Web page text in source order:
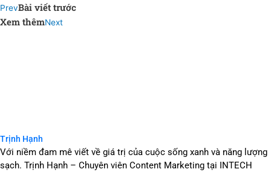
PrevBài viết trước
Xem thêmNext
Trịnh Hạnh
Với niềm đam mê viết về giá trị của cuộc sống xanh và năng lượng
sạch. Trịnh Hạnh – Chuyên viên Content Marketing tại INTECH